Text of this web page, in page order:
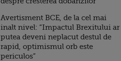
Avertisment BCE, de la cel mai
inalt nivel: “Impactul Brexitului ar
putea deveni neplacut destul de
rapid, optimismul orb este
periculos”